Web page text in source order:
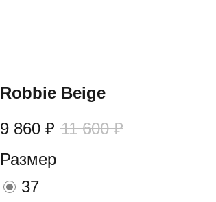
Robbie Beige
9 860 ₽ 11 600 ₽
Размер
37